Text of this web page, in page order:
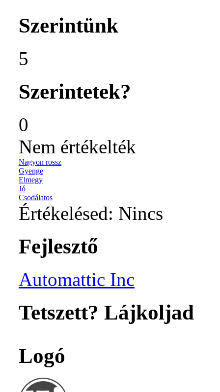
Szerintünk
5
Szerintetek?
0
Nem értékelték
Nagyon rossz
Gyenge
Elmegy
Jó
Csodálatos
Értékelésed: Nincs
Fejlesztő
Automattic Inc
Tetszett? Lájkoljad
Logó